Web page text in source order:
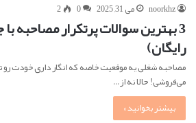
noorkhz
می 31, 2025 0
2
رایگان)
مصاحبه شغلی یه موقعیت خاصه که انگار داری خودت رو
می‌فروشی! حالا نه از…
بیشتر بخوانید »